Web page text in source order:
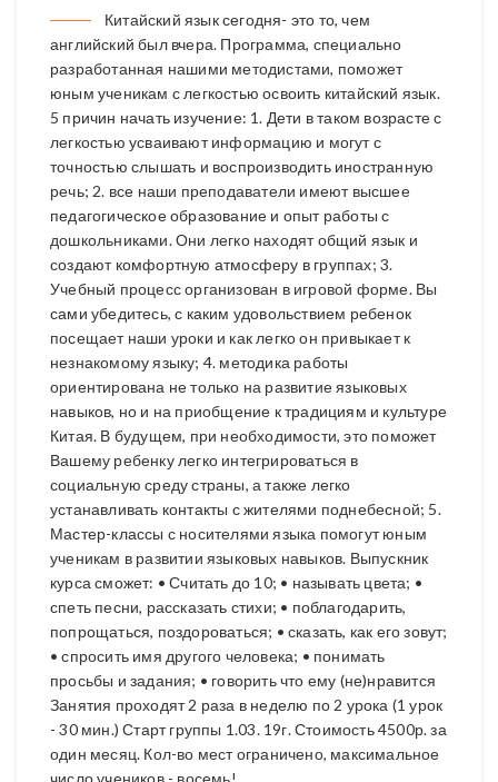
Китайский язык сегодня- это то, чем
английский был вчера. Программа, специально
разработанная нашими методистами, поможет
юным ученикам с легкостью освоить китайский язык.
5 причин начать изучение: 1. Дети в таком возрасте с
легкостью усваивают информацию и могут с
точностью слышать и воспроизводить иностранную
речь; 2. все наши преподаватели имеют высшее
педагогическое образование и опыт работы с
дошкольниками. Они легко находят общий язык и
создают комфортную атмосферу в группах; 3.
Учебный процесс организован в игровой форме. Вы
сами убедитесь, с каким удовольствием ребенок
посещает наши уроки и как легко он привыкает к
незнакомому языку; 4. методика работы
ориентирована не только на развитие языковых
навыков, но и на приобщение к традициям и культуре
Китая. В будущем, при необходимости, это поможет
Вашему ребенку легко интегрироваться в
социальную среду страны, а также легко
устанавливать контакты с жителями поднебесной; 5.
Мастер-классы с носителями языка помогут юным
ученикам в развитии языковых навыков. Выпускник
курса сможет: • Считать до 10; • называть цвета; •
спеть песни, рассказать стихи; • поблагодарить,
попрощаться, поздороваться; • сказать, как его зовут;
• спросить имя другого человека; • понимать
просьбы и задания; • говорить что ему (не)нравится
Занятия проходят 2 раза в неделю по 2 урока (1 урок
- 30 мин.) Старт группы 1.03. 19г. Стоимость 4500р. за
один месяц. Кол-во мест ограничено, максимальное